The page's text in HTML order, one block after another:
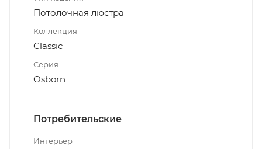
Потолочная люстра
Коллекция
Classic
Серия
Osborn
Потребительские
Интерьер